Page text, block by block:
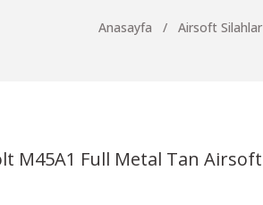
Anasayfa Airsoft Silahlar